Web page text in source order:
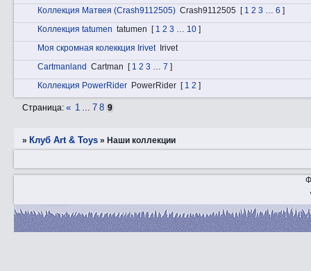
Коллекция Матвея (Crash9112505) Crash9112505 [ 1 2 3 … 6 ]
Коллекция tatumen tatumen [ 1 2 3 … 10 ]
Моя скромная колеккция Irivet
Irivet
Cartmanland Cartman [ 1 2 3 … 7 ]
Коллекция PowerRider PowerRider [ 1 2 ]
Страница:« 1 … 7 8 9
» Клуб Art & Toys »Наши коллекции